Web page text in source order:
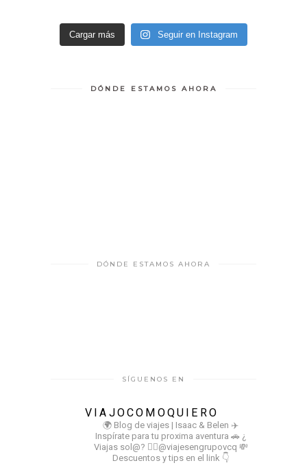
Cargar más Seguir en Instagram
DÓNDE ESTAMOS AHORA
DÓNDE ESTAMOS AHORA
SÍGUENOS EN
VIAJOCOMOQUIERO
🌍 Blog de viajes | Isaac & Belen ✈️
Inspírate para tu proxima aventura 🚗 ¿
Viajas sol@? 👉🏻@viajesengrupovcq 💸
Descuentos y tips en el link 👇